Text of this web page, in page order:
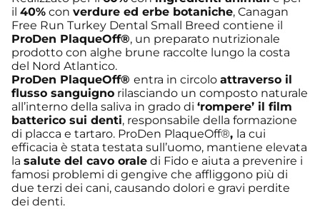
il 40% con verdure ed erbe botaniche, Canagan
Free Run Turkey Dental Small Breed contiene il
ProDen PlaqueOff®, un preparato nutrizionale
prodotto con alghe brune raccolte lungo la costa
del Nord Atlantico.
ProDen PlaqueOff® entra in circolo attraverso il
flusso sanguigno rilasciando un composto naturale
all’interno della saliva in grado di ‘rompere’ il film
batterico sui denti, responsabile della formazione
di placca e tartaro. ProDen PlaqueOff®, la cui
efficacia è stata testata sull’uomo, mantiene elevata
la salute del cavo orale di Fido e aiuta a prevenire i
famosi problemi di gengive che affliggono più di
due terzi dei cani, causando dolori e gravi perdite
dei denti.